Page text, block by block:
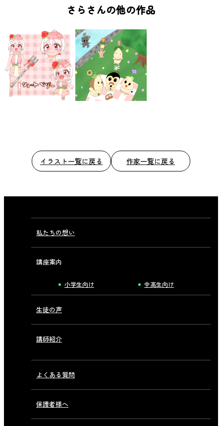
o
o
さらさんの他の作品
イラスト一覧に戻る 作家一覧に戻る
私たちの想い
講座案内
小学生向け 中高生向け
生徒の声
講師紹介
よくある質問
保護者様へ